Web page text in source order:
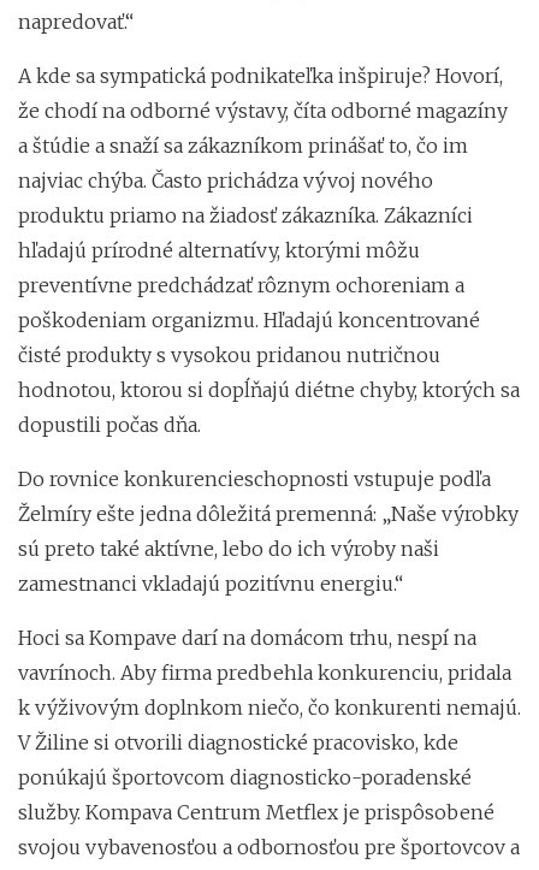
napredovať.“
A kde sa sympatická podnikateľka inšpiruje? Hovorí,
že chodí na odborné výstavy, číta odborné magazíny
a štúdie a snaží sa zákazníkom prinášať to, čo im
najviac chýba. Často prichádza vývoj nového
produktu priamo na žiadosť zákazníka. Zákazníci
hľadajú prírodné alternatívy, ktorými môžu
preventívne predchádzať rôznym ochoreniam a
poškodeniam organizmu. Hľadajú koncentrované
čisté produkty s vysokou pridanou nutričnou
hodnotou, ktorou si dopĺňajú diétne chyby, ktorých sa
dopustili počas dňa.
Do rovnice konkurencieschopnosti vstupuje podľa
Želmíry ešte jedna dôležitá premenná: „Naše výrobky
sú preto také aktívne, lebo do ich výroby naši
zamestnanci vkladajú pozitívnu energiu.“
Hoci sa Kompave darí na domácom trhu, nespí na
vavrínoch. Aby firma predbehla konkurenciu, pridala
k výživovým doplnkom niečo, čo konkurenti nemajú.
V Žiline si otvorili diagnostické pracovisko, kde
ponúkajú športovcom diagnosticko-poradenské
služby. Kompava Centrum Metflex je prispôsobené
svojou vybavenosťou a odbornosťou pre športovcov a